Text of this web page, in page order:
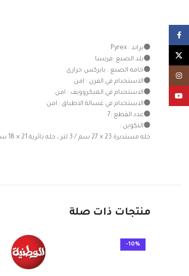
⚫براند : Pyrex
⚫بلد الصنع :فرنسا
⚫خامه الصنع : بايركس حرارى
⚫الاستخدام في الفرن : امن
⚫الاستخدام في الميكروويف : امن
⚫الاستخدام في غسالة الاطباق : امن
⚫عدد القطع :7
⚫التكوين :
حله مستديرة 23 × 27 سم / 3 لتر ، حله دائرية 21 × 18 سم / 1.4 لتر ، طاجن مستطيلة 39 × 25 سم / 4 لتر ، طاجن مستطيلة 31 × 20 سم / 2 لتر ، طبق فلان 25 × 25 سم / 1.1 لتر
منتجات ذات صلة
-10%
Instagram
YouTube